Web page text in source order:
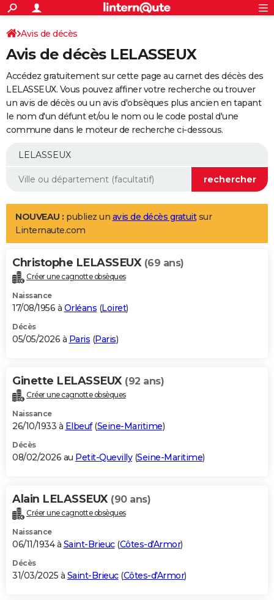
ACTUALITÉS
Politique
Société
Faits Divers
Education
Monde
Villes
+
SPORT
Coupe du monde 2026
Football
Tennis
Cyclisme
Rugby
Forum
Programme TV
TNTStreaming
Cinéma
Sorties cinéma
Musique
+FINANCE
Impôts
Immobilier
Risques naturels par ville
Banque
Assurance
Crédit
AUTO
Essais
Réserver un essai
Citadines
Berlines
SUV
Forum auto
+
Mobiles
Meilleur smartphone
Internet
Ordinateurs
Jeux vidéo
Guide high-tech
Aménagement intérieur
LIFESTYLE
Art de vivre
Bien-être
Loisirs
Mode
Modes de vie
Alimentation
Guide de la santé
Maladies
Médicaments
Sommeil
VOYAGE
Destinations
City break
Voyage nature
Voyage de noces
Forum
Climat
+PHOTO
GUIDES D'ACHAT
BONS PLANS
Carte de Noël
Carte Bonne année
Carte Saint-Valentin
Carte Pâques
Carte d'anniversaire
DICTIONNAIRE
Dictionnaire
Biographies
Citations
Expressions
Proverbes
PROGRAMME TV
S'inscrire
Se connecter
Lycées
Collèges
Primaires
Universités
Entreprises
Service militaire
Avis de recherche
AVIS DE DÉCÈS
Bricolage
Lifestyle
Culture
Sport
Auto
Television
Voyage
Cinema
Avis de décès
Avis de décès LELASSEUX
Accédez gratuitement sur cette page au carnet des décès des
LELASSEUX. Vous pouvez affiner votre recherche ou trouver
un avis de décès ou un avis d'obsèques plus ancien en tapant
le nom d'un défunt et/ou le nom ou le code postal d'une
commune dans le moteur de recherche ci-dessous.
NOUVEAU : publiez un avis de décès gratuitsur
Linternaute.com
Christophe LELASSEUX (69 ans)
Créer une cagnotte obsèques
Naissance
17/08/1956 à Orléans (Loiret)
Décès
05/05/2026 à Paris (Paris)
Ginette LELASSEUX (92 ans)
Créer une cagnotte obsèques
Naissance
26/10/1933 à Elbeuf(Seine-Maritime)
Décès
08/02/2026 au Petit-Quevilly(Seine-Maritime)
Alain LELASSEUX (90 ans)
Créer une cagnotte obsèques
Naissance
06/11/1934 à Saint-Brieuc(Côtes-d'Armor)
Décès
31/03/2025 à Saint-Brieuc(Côtes-d'Armor)